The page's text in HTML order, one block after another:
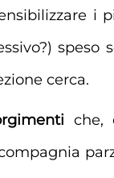
i
speso
cerca.
che,